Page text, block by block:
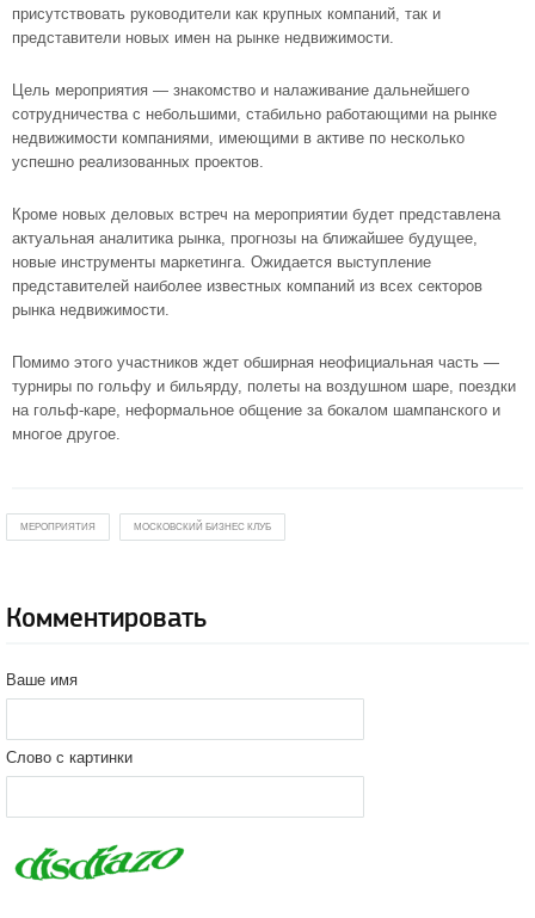
присутствовать руководители как крупных компаний, так и
представители новых имен на рынке недвижимости.
Цель мероприятия — знакомство и налаживание дальнейшего
сотрудничества с небольшими, стабильно работающими на рынке
недвижимости компаниями, имеющими в активе по несколько
успешно реализованных проектов.
Кроме новых деловых встреч на мероприятии будет представлена
актуальная аналитика рынка, прогнозы на ближайшее будущее,
новые инструменты маркетинга. Ожидается выступление
представителей наиболее известных компаний из всех секторов
рынка недвижимости.
Помимо этого участников ждет обширная неофициальная часть —
турниры по гольфу и бильярду, полеты на воздушном шаре, поездки
на гольф-каре, неформальное общение за бокалом шампанского и
многое другое.
МЕРОПРИЯТИЯ МОСКОВСКИЙ БИЗНЕС КЛУБ
Комментировать
Ваше имя
Слово с картинки